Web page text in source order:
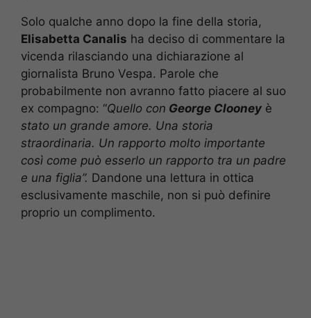
Solo qualche anno dopo la fine della storia,
Elisabetta Canalis ha deciso di commentare la
vicenda rilasciando una dichiarazione al
giornalista Bruno Vespa. Parole che
probabilmente non avranno fatto piacere al suo
ex compagno: “Quello con George Clooney è
stato un grande amore. Una storia
straordinaria. Un rapporto molto importante
così come può esserlo un rapporto tra un padre
e una figlia”. Dandone una lettura in ottica
esclusivamente maschile, non si può definire
proprio un complimento.